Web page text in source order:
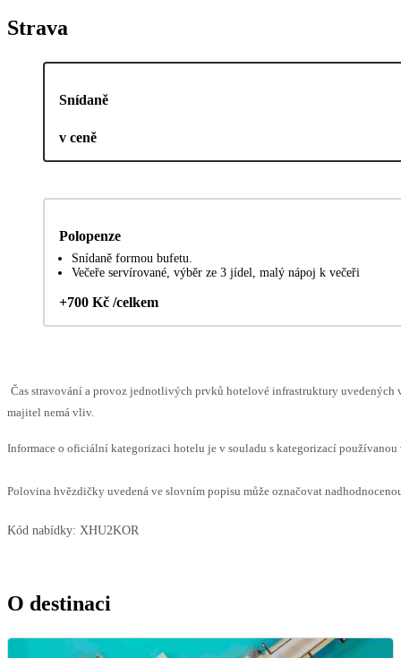
Strava
Snídaně
v ceně
Polopenze
Snídaně formou bufetu.
Večeře servírované, výběr ze 3 jídel, malý nápoj k večeři
+700 Kč /celkem
Čas stravování a provoz jednotlivých prvků hotelové infrastruktury uvedených
majitel nemá vliv.
Informace o oficiální kategorizaci hotelu je v souladu s kategorizací
Polovina hvězdičky uvedená ve slovním popisu může označovat
Kód nabídky: XHU2KOR
O destinaci